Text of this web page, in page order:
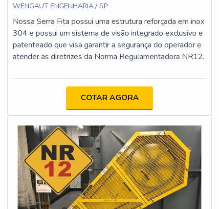
WENGAUT ENGENHARIA / SP
Nossa Serra Fita possui uma estrutura reforçada em inox
304 e possui um sistema de visão integrado exclusivo e
patenteado que visa garantir a segurança do operador e
atender as diretrizes da Norma Regulamentadora NR12.
COTAR AGORA